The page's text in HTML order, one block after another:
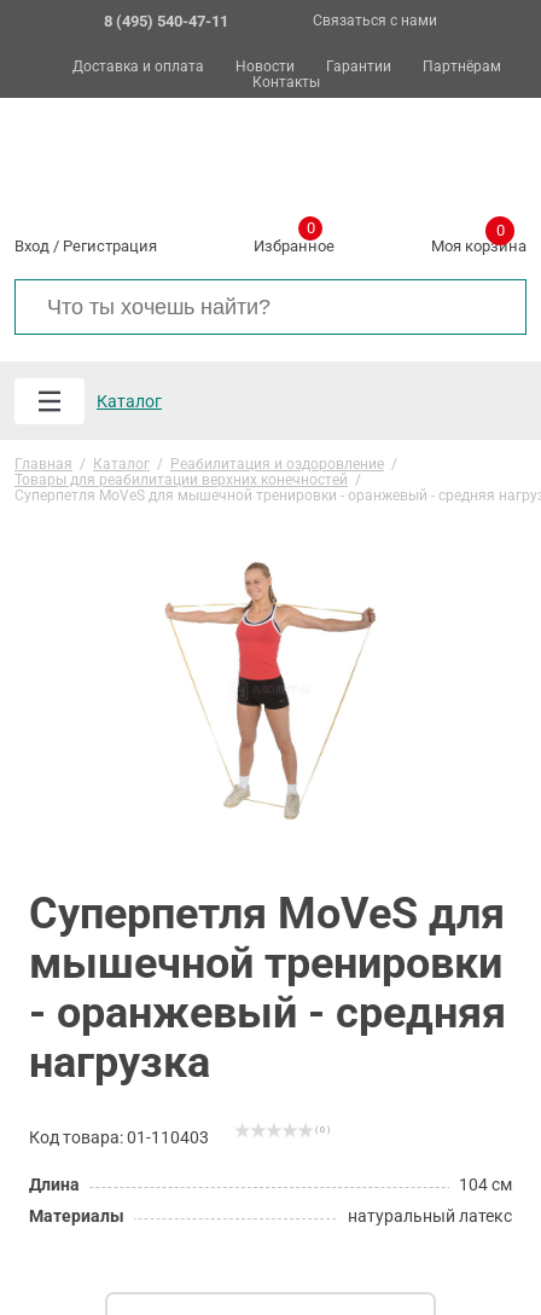
8 (495) 540-47-11 Связаться с нами
Доставка и оплата Новости Гарантии
Партнёрам
Контакты
Вход / Регистрация Избранное
0
Моя корзина
0
Каталог
Главная / Каталог / Реабилитация и оздоровление /
Товары для реабилитации верхних конечностей /
Суперпетля MoVeS для мышечной тренировки - оранжевый - средняя
Суперпетля MoVeS для
мышечной тренировки
- оранжевый - средняя
нагрузка
Код товара: 01-110403 ( 0 )
Длина
104 см
Материалы
натуральный латекс